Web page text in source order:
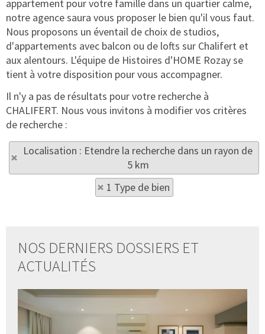
appartement pour votre famille dans un quartier calme,
notre agence saura vous proposer le bien qu'il vous faut.
Nous proposons un éventail de choix de studios,
d'appartements avec balcon ou de lofts sur Chalifert et
aux alentours. L'équipe de Histoires d'HOME Rozay se
tient à votre disposition pour vous accompagner.
Il n'y a pas de résultats pour votre recherche à
CHALIFERT. Nous vous invitons à modifier vos critères
de recherche :
Localisation : Etendre la recherche dans un rayon de
5 km
1 Type de bien
NOS DERNIERS DOSSIERS ET
ACTUALITÉS